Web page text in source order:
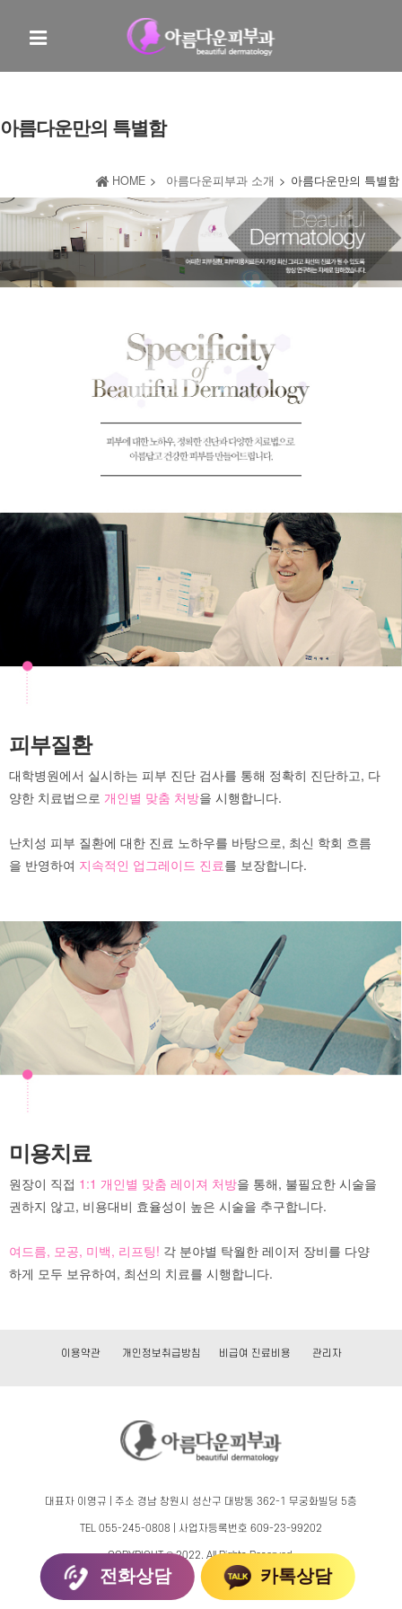
전화상담 카톡상담
아름다운만의 특별함
아름다운만의 특별함
아름다운피부과 소개 >
HOME >
피부질환
대학병원에서 실시하는 피부 진단 검사를 통해 정확히 진단하고, 다
양한 치료법으로 개인별 맞춤 처방을 시행합니다.
난치성 피부 질환에 대한 진료 노하우를 바탕으로, 최신 학회 흐름
을 반영하여 지속적인 업그레이드 진료를 보장합니다.
미용치료
원장이 직접 1:1 개인별 맞춤 레이져 처방을 통해, 불필요한 시술을
권하지 않고, 비용대비 효율성이 높은 시술을 추구합니다.
여드름, 모공, 미백, 리프팅! 각 분야별 탁월한 레이저 장비를 다양
하게 모두 보유하여, 최선의 치료를 시행합니다.
이용약관 개인정보취급방침 비급여 진료비용 관리자
대표자 이영규 | 주소 경남 창원시 성산구 대방동 362-1 무궁화빌딩 5층
TEL 055-245-0808 | 사업자등록번호 609-23-99202
COPYRIGHT © 2022. All Rights Reserved.